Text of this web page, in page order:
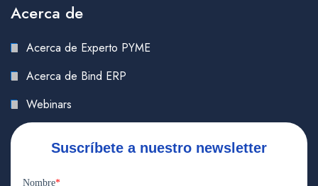
Acerca de
Acerca de Experto PYME
Acerca de Bind ERP
Webinars
Suscríbete a nuestro newsletter